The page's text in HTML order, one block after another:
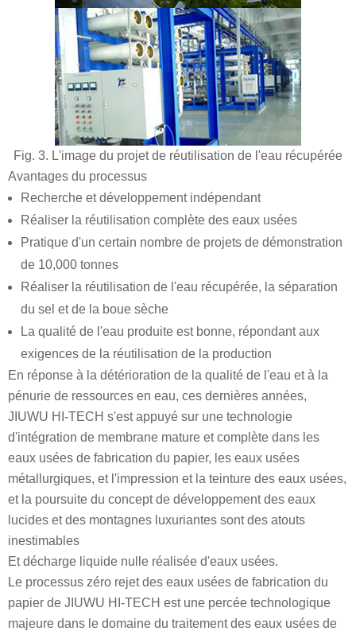
Fig. 3. L'image du projet de réutilisation de l'eau récupérée
Avantages du processus
Recherche et développement indépendant
Réaliser la réutilisation complète des eaux usées
Pratique d'un certain nombre de projets de démonstration
de 10,000 tonnes
Réaliser la réutilisation de l'eau récupérée, la séparation
du sel et de la boue sèche
La qualité de l'eau produite est bonne, répondant aux
exigences de la réutilisation de la production
En réponse à la détérioration de la qualité de l'eau et à la
pénurie de ressources en eau, ces dernières années,
JIUWU HI-TECH s'est appuyé sur une technologie
d'intégration de membrane mature et complète dans les
eaux usées de fabrication du papier, les eaux usées
métallurgiques, et l'impression et la teinture des eaux usées,
et la poursuite du concept de développement des eaux
lucides et des montagnes luxuriantes sont des atouts
inestimables
Et décharge liquide nulle réalisée d'eaux usées.
Le processus zéro rejet des eaux usées de fabrication du
papier de JIUWU HI-TECH est une percée technologique
majeure dans le domaine du traitement des eaux usées de